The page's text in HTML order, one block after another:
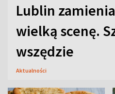
Lublin
wielką scenę.
wszędzie
Aktualności